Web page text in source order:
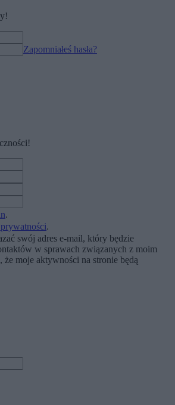
Zapomniałeś hasła?
.
.
swój adres e-mail, który będzie
w sprawach związanych z moim
że moje aktywności na stronie będą